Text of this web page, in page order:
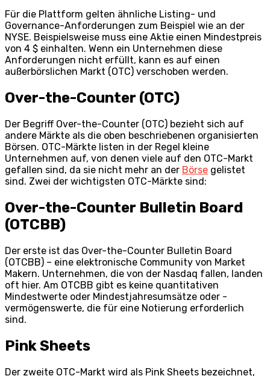
Für die Plattform gelten ähnliche Listing- und
Governance-Anforderungen zum Beispiel wie an der
NYSE. Beispielsweise muss eine Aktie einen Mindestpreis
von 4 $ einhalten. Wenn ein Unternehmen diese
Anforderungen nicht erfüllt, kann es auf einen
außerbörslichen Markt (OTC) verschoben werden.
Over-the-Counter (OTC)
Der Begriff Over-the-Counter (OTC) bezieht sich auf
andere Märkte als die oben beschriebenen organisierten
Börsen. OTC-Märkte listen in der Regel kleine
Unternehmen auf, von denen viele auf den OTC-Markt
gefallen sind, da sie nicht mehr an der Börse gelistet
sind. Zwei der wichtigsten OTC-Märkte sind:
Over-the-Counter Bulletin Board
(OTCBB)
Der erste ist das Over-the-Counter Bulletin Board
(OTCBB) – eine elektronische Community von Market
Makern. Unternehmen, die von der Nasdaq fallen, landen
oft hier. Am OTCBB gibt es keine quantitativen
Mindestwerte oder Mindestjahresumsätze oder -
vermögenswerte, die für eine Notierung erforderlich
sind.
Pink Sheets
Der zweite OTC-Markt wird als Pink Sheets bezeichnet,